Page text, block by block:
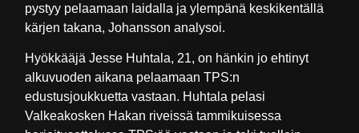
pystyy pelaamaan laidalla ja ylempänä keskikentällä
kärjen takana, Johansson analysoi.
Hyökkääjä Jesse Huhtala, 21, on hänkin jo ehtinyt
alkuvuoden aikana pelaamaan TPS:n
edustusjoukkuetta vastaan. Huhtala pelasi
Valkeakosken Hakan riveissä tammikuisessa